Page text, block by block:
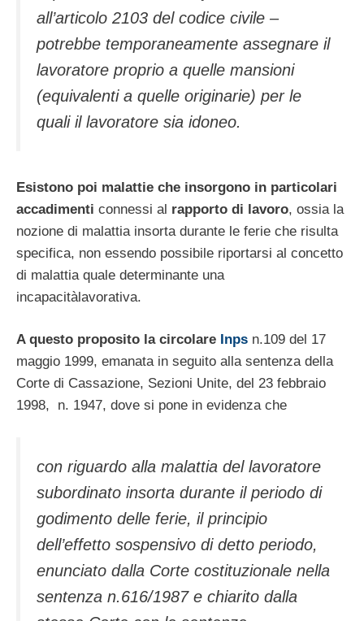
all’articolo 2103 del codice civile –
potrebbe temporaneamente assegnare il
lavoratore proprio a quelle mansioni
(equivalenti a quelle originarie) per le
quali il lavoratore sia idoneo.
Esistono poi malattie che insorgono in particolari
accadimenti connessi al rapporto di lavoro, ossia la
nozione di malattia insorta durante le ferie che risulta
specifica, non essendo possibile riportarsi al concetto
di malattia quale determinante una
incapacitàlavorativa.
A questo proposito la circolare Inps n.109 del 17
maggio 1999, emanata in seguito alla sentenza della
Corte di Cassazione, Sezioni Unite, del 23 febbraio
1998, n. 1947, dove si pone in evidenza che
con riguardo alla malattia del lavoratore
subordinato insorta durante il periodo di
godimento delle ferie, il principio
dell’effetto sospensivo di detto periodo,
enunciato dalla Corte costituzionale nella
sentenza n.616/1987 e chiarito dalla